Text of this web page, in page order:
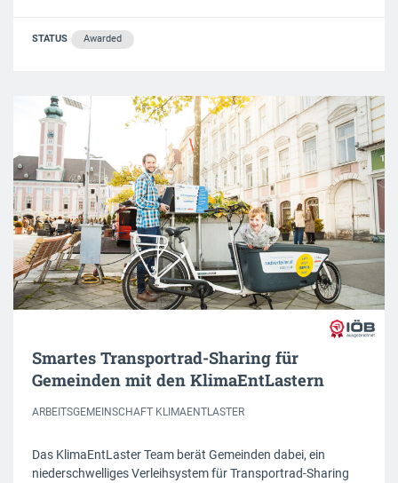
STATUS Awarded
Smartes Transportrad-Sharing für
Gemeinden mit den KlimaEntLastern
ARBEITSGEMEINSCHAFT KLIMAENTLASTER
Das KlimaEntLaster Team berät Gemeinden dabei, ein
niederschwelliges Verleihsystem für Transportrad-Sharing